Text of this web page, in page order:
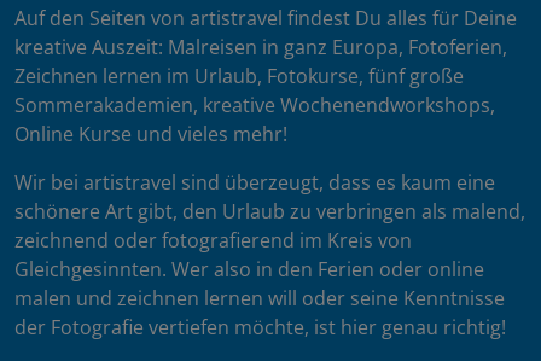
Auf den Seiten von artistravel findest Du alles für Deine
kreative Auszeit: Malreisen in ganz Europa, Fotoferien,
Zeichnen lernen im Urlaub, Fotokurse, fünf große
Sommerakademien, kreative Wochenendworkshops,
Online Kurse und vieles mehr!
Wir bei artistravel sind überzeugt, dass es kaum eine
schönere Art gibt, den Urlaub zu verbringen als malend,
zeichnend oder fotografierend im Kreis von
Gleichgesinnten. Wer also in den Ferien oder online
malen und zeichnen lernen will oder seine Kenntnisse
der Fotografie vertiefen möchte, ist hier genau richtig!